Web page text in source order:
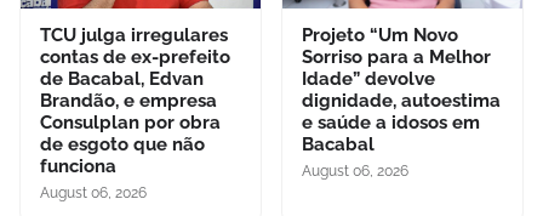
TCU julga irregulares
contas de ex-prefeito
de Bacabal, Edvan
Brandão, e empresa
Consulplan por obra
de esgoto que não
funciona
August 06, 2026
Projeto “Um Novo
Sorriso para a Melhor
Idade” devolve
dignidade, autoestima
e saúde a idosos em
Bacabal
August 06, 2026